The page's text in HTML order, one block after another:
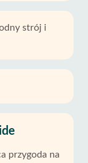
strój i
przygoda na